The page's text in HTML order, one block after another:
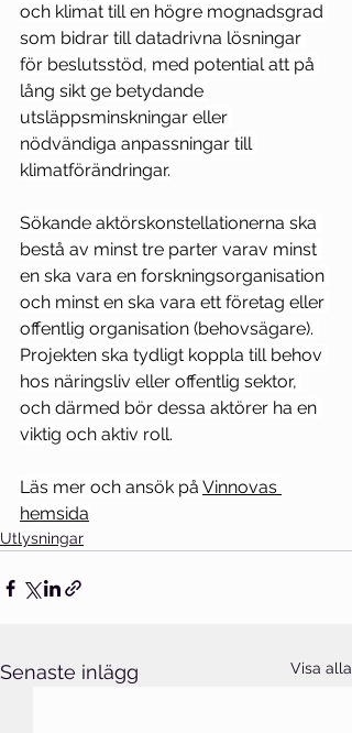
och klimat till en högre mognadsgrad
som bidrar till datadrivna lösningar
för beslutsstöd, med potential att på
lång sikt ge betydande
utsläppsminskningar eller
nödvändiga anpassningar till
klimatförändringar.
Sökande aktörskonstellationerna ska
bestå av minst tre parter varav minst
en ska vara en forskningsorganisation
och minst en ska vara ett företag eller
offentlig organisation (behovsägare).
Projekten ska tydligt koppla till behov
hos näringsliv eller offentlig sektor,
och därmed bör dessa aktörer ha en
viktig och aktiv roll.
Läs mer och ansök på Vinnovas
hemsida
Utlysningar
Senaste inlägg Visa alla